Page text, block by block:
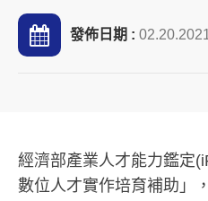
發佈日期 :
經濟部產業人才能力鑑定
數位人才實作培育補助」